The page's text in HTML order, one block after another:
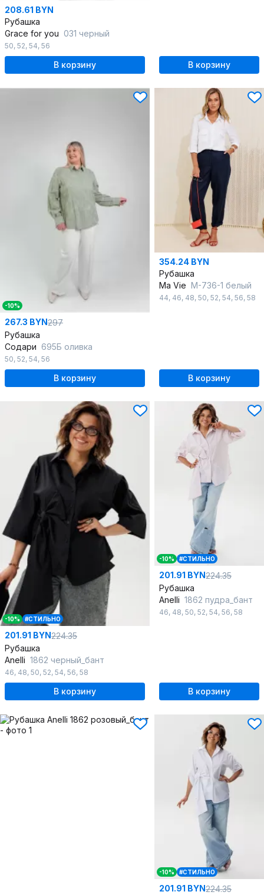
208.61 BYN
Рубашка
Grace for you 031 черный
50, 52, 54, 56
В корзину В корзину
-10%
267.3 BYN297
Рубашка
Содари 695Б оливка
50, 52, 54, 56
В корзину
354.24 BYN
Рубашка
Ma Vie М-736-1 белый
44, 46, 48, 50, 52, 54, 56, 58
В корзину
-10% #СТИЛЬНО
201.91 BYN224.35
Рубашка
Anelli 1862 черный_бант
46, 48, 50, 52, 54, 56, 58
В корзину
-10% #СТИЛЬНО
201.91 BYN224.35
Рубашка
Anelli 1862 пудра_бант
46, 48, 50, 52, 54, 56, 58
В корзину
-10% #СТИЛЬНО
201.91 BYN224.35